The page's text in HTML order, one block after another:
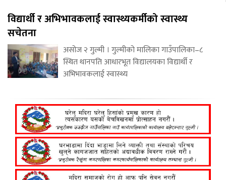
विद्यार्थी र अभिभावकलाई स्वास्थ्यकर्मीको स्वास्थ्य
सचेतना
असोज २ गुल्मी । गुल्मीको मालिका गाउँपालिका–८
स्थित थानपति आधारभूत विद्यालयका विद्यार्थी र
अभिभावकलाई स्वास्थ्य